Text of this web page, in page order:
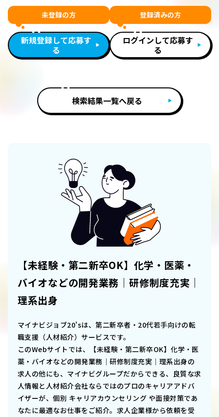
未登録の方
新規登録して応募す
る
登録済みの方
ログインして応募す
る
検索結果一覧へ戻る
【未経験・第二新卒OK】化学・医薬・
バイオなどの開発業務｜研修制度充実｜
理系出身
マイナビジョブ20'sは、第二新卒者・20代若手向けの転
職支援（人材紹介）サービスです。
このWebサイトでは、
【未経験・第二新卒OK】化学・医
薬・バイオなどの開発業務｜研修制度充実｜理系出身の
求人の他にも、マイナビグループだからできる、良質な求
人情報と人材紹介会社ならではのプロのキャリアアドバ
イザーが、個別 キャリアカウンセリング や面接対策であ
なたに最適なお仕事をご紹介。求人企業様から依頼を受